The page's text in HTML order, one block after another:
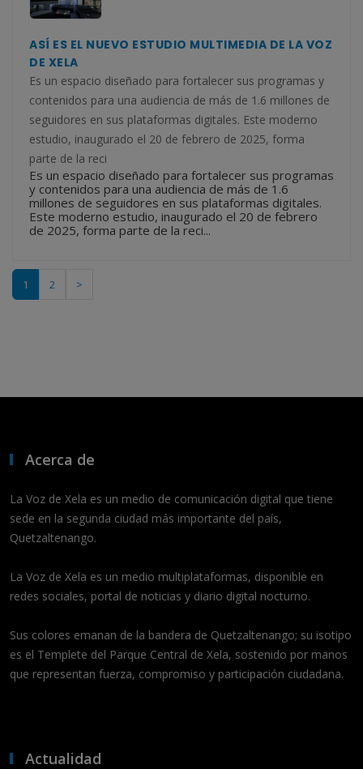
ASÍ ES EL NUEVO ESTUDIO MULTIMEDIA DE LA VOZ
DE XELA
Es un espacio diseñado para fortalecer sus programas y
contenidos para una audiencia de más de 1.6 millones de
seguidores en sus plataformas digitales. Este moderno
estudio, inaugurado el 20 de febrero de 2025, forma
parte de la reci
Es un espacio diseñado para fortalecer sus programas
y contenidos para una audiencia de más de 1.6
millones de seguidores en sus plataformas digitales.
Este moderno estudio, inaugurado el 20 de febrero
de 2025, forma parte de la reci...
1 2 >
Acerca de
La Voz de Xela es un medio de comunicación digital que tiene
sede en la segunda ciudad más importante del país,
Quetzaltenango.
La Voz de Xela es un medio multiplataformas, disponible en
redes sociales, portal de noticias y diario digital nocturno.
Sus colores emanan de la bandera de Quetzaltenango; su isotipo
es el Templete del Parque Central de Xela, sostenido por manos
que representan fuerza, compromiso y participación ciudadana.
Actualidad